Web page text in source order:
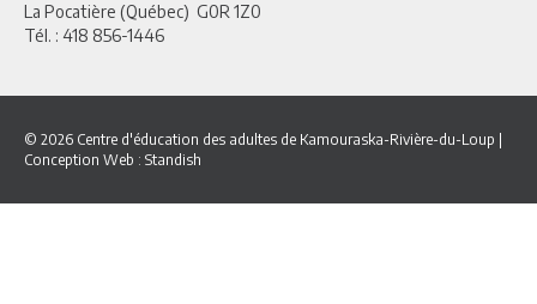
La Pocatière (Québec) G0R 1Z0
Tél. : 418 856-1446
© 2026 Centre d'éducation des adultes de Kamouraska-Rivière-du-Loup
Conception Web : Standish